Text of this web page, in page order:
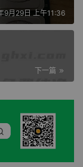
9月29日 上午11:36
下一篇